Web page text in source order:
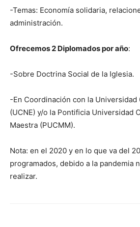
-Temas: Economía solidaria,
administración.
Ofrecemos 2 Diplomados por año:
-Sobre Doctrina Social de la Iglesia.
-En Coordinación con la Universidad
(UCNE) y/o la Pontificia Universidad
Maestra (PUCMM).
Nota: en el 2020 y en lo que va del
programados, debido a la pandemia
realizar.